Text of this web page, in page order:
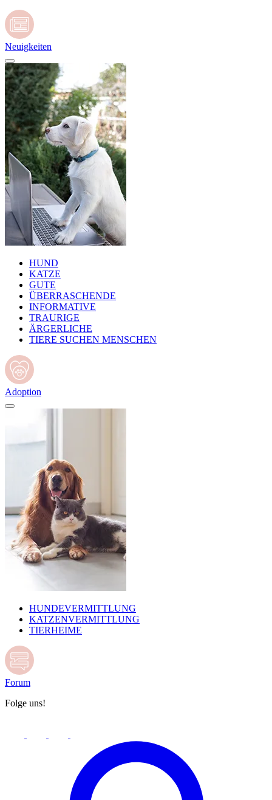
Neuigkeiten
HUND
KATZE
GUTE
ÜBERRASCHENDE
INFORMATIVE
TRAURIGE
ÄRGERLICHE
TIERE SUCHEN MENSCHEN
Adoption
HUNDEVERMITTLUNG
KATZENVERMITTLUNG
TIERHEIME
Forum
Folge uns!